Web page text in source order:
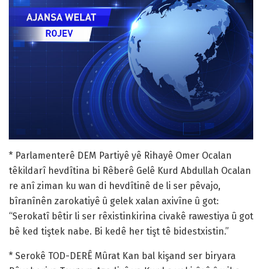
* Parlamenterê DEM Partiyê yê Rihayê Omer Ocalan
têkildarî hevdîtina bi Rêberê Gelê Kurd Abdullah Ocalan
re anî ziman ku wan di hevdîtinê de li ser pêvajo,
bîranînên zarokatiyê û gelek xalan axivîne û got:
“Serokatî bêtir li ser rêxistinkirina civakê rawestiya û got
bê ked tiştek nabe. Bi kedê her tişt tê bidestxistin.”
* Serokê TOD-DERÊ Mûrat Kan bal kişand ser biryara